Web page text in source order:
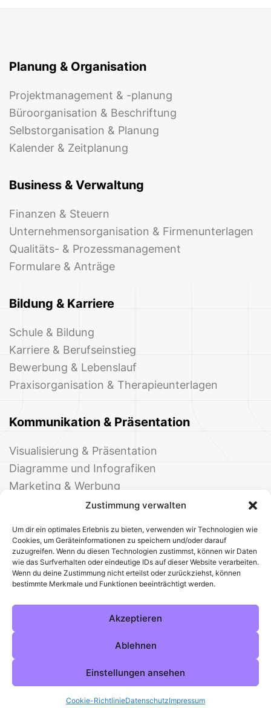
Zustimmung verwalten
Um dir ein optimales Erlebnis zu bieten, verwenden wir Technologien wie
Cookies, um Geräteinformationen zu speichern und/oder darauf
zuzugreifen. Wenn du diesen Technologien zustimmst, können wir Daten
wie das Surfverhalten oder eindeutige IDs auf dieser Website verarbeiten.
Wenn du deine Zustimmung nicht erteilst oder zurückziehst, können
bestimmte Merkmale und Funktionen beeinträchtigt werden.
Akzeptieren
Ablehnen
Einstellungen ansehen
Cookie-RichtlinieDatenschutzImpressum
Planung & Organisation
Projektmanagement & -planung
Büroorganisation & Beschriftung
Selbstorganisation & Planung
Kalender & Zeitplanung
Business & Verwaltung
Finanzen & Steuern
Unternehmensorganisation & Firmenunterlagen
Qualitäts- & Prozessmanagement
Formulare & Anträge
Bildung & Karriere
Schule & Bildung
Karriere & Berufseinstieg
Bewerbung & Lebenslauf
Praxisorganisation & Therapieunterlagen
Kommunikation & Präsentation
Visualisierung & Präsentation
Diagramme und Infografiken
Marketing & Werbung
Events & Einladungen
© 2025 Deine Welt der Office-Vorlagen
Alle VorlagenÜber unsKontakt
DatenschutzCookies